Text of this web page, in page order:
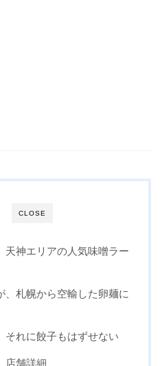
CLOSE
天神エリアの人気味噌ラー
、札幌から空輸した卵麺に
それに餃子もはずせない
店舗詳細